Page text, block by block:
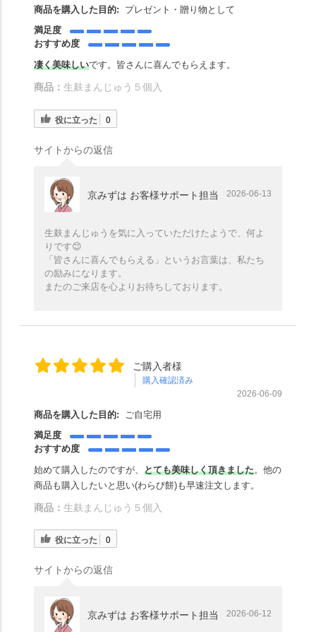
商品を購入した目的:
プレゼント・贈り物として
満足度
おすすめ度
凄く美味しいです。皆さんに喜んでもらえます。
商品： 生麸まんじゅう５個入
役に立った 0
サイトからの返信
京みずは お客様サポート担当 2026-06-13
生麸まんじゅうを気に入っていただけたようで、何よ
りです😊
「皆さんに喜んでもらえる」というお言葉は、私たち
の励みになります。
またのご来店を心よりお待ちしております。
ご購入者様
購入確認済み
2026-06-09
商品を購入した目的:
ご自宅用
満足度
おすすめ度
始めて購入したのですが、 とても美味しく頂きました。他の
商品も購入したいと思い(わらび餅)も早速注文します。
商品： 生麸まんじゅう５個入
役に立った 0
サイトからの返信
京みずは お客様サポート担当 2026-06-12